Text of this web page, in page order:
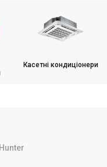
Касетні кондиціонери